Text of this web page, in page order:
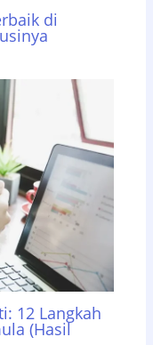
di
12 Langkah
(Hasil